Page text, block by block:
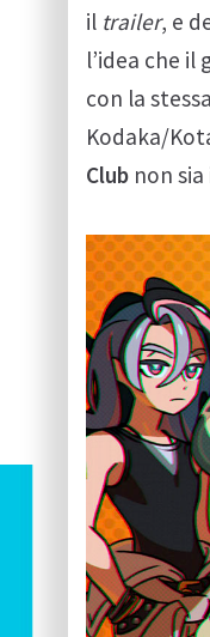
il trailer, e
l’idea che
con la
Kodaka/
Club non